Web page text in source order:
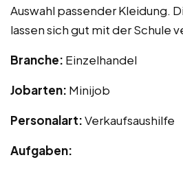
Auswahl passender Kleidung.
lassen sich gut mit der Schule
Branche: Einzelhandel
Jobarten: Minijob
Personalart:Verkaufsaushilfe
Aufgaben: